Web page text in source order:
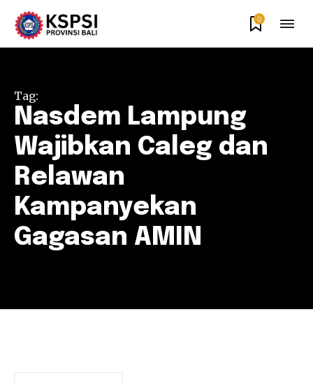
0
Tag:
Nasdem Lampung
Wajibkan Caleg dan
Relawan
Kampanyekan
Gagasan AMIN